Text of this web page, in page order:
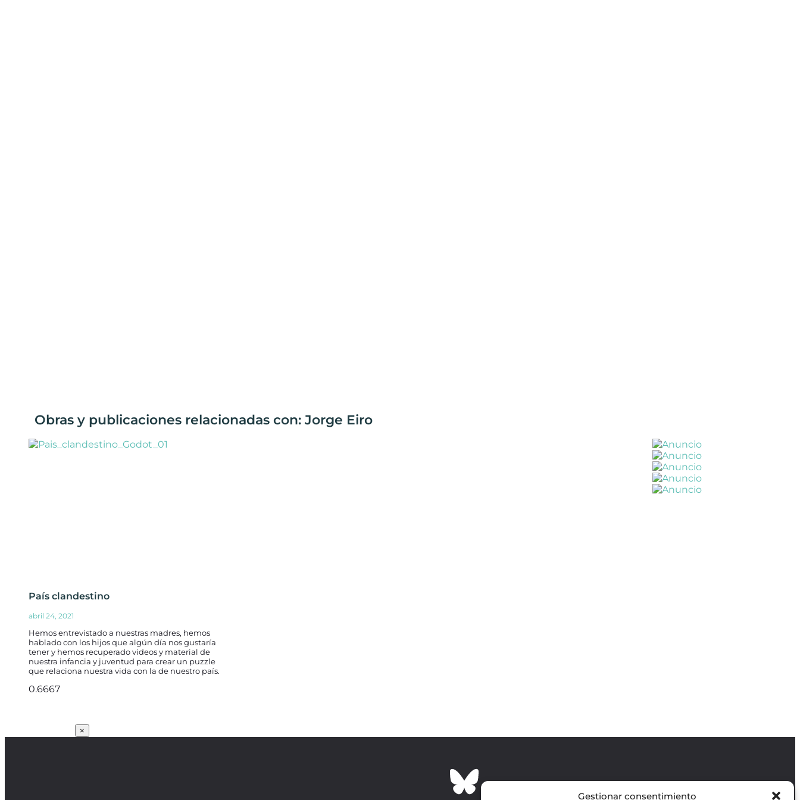
Gestionar consentimiento
Obras y publicaciones relacionadas con: Jorge Eiro
País clandestino
abril 24, 2021
Hemos entrevistado a nuestras madres, hemos
hablado con los hijos que algún día nos gustaría
tener y hemos recuperado videos y material de
nuestra infancia y juventud para crear un puzzle
que relaciona nuestra vida con la de nuestro país.
×